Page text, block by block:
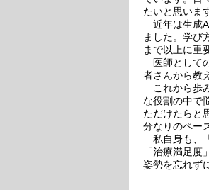
たいと思いま
近年は生成
ました。学び
まで以上に重
医師として
者さんから教
これから歩
な役割の中で
ただけたらと
分なりのペー
私自身も、
「治療満足
姿勢を忘れず